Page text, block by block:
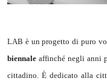
LAB è un progetto di puro
biennale affinché negli anni
cittadino. È dedicato alla